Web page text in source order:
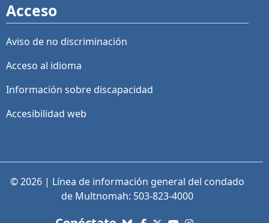
Acceso
Aviso de no discriminación
Acceso al idioma
Información sobre discapacidad
Accesibilidad web
© 2026 | Línea de información general del condado
de Multnomah: 503-823-4000